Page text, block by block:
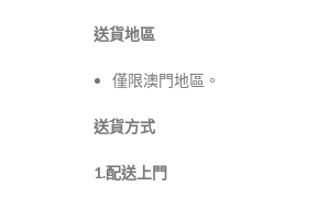
送貨地區
僅限澳門地區。
送貨方式
1.配送上門